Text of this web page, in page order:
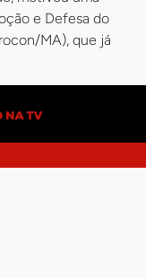
e Defesa do
MA), que já